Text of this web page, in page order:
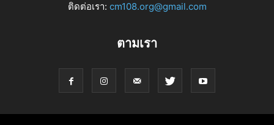
ติดต่อเรา: cm108.org@gmail.com
ตามเรา